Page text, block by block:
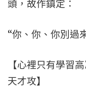
頭，故作鎮定：
“你、你、你別過
【心裡只有學習
天才攻】